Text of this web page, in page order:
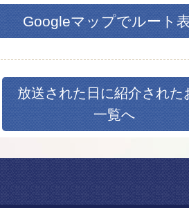
Googleマップでルート
放送された日に紹介された
一覧へ